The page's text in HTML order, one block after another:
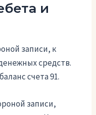
и
записи, к
средств.
счета 91.
записи,